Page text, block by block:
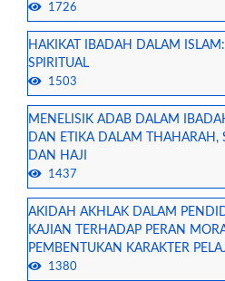
1726
HAKIKAT IBADAH DALAM
SPIRITUAL
1503
MENELISIK ADAB DALAM
DAN ETIKA DALAM THAHARAH,
DAN HAJI
1437
AKIDAH AKHLAK DALAM
KAJIAN TERHADAP PERAN
PEMBENTUKAN KARAKTER
1380